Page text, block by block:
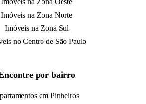
Imóveis na Zona Oeste
Imóveis na Zona Norte
Imóveis na Zona Sul
no Centro de São Paulo
por bairro
em Pinheiros